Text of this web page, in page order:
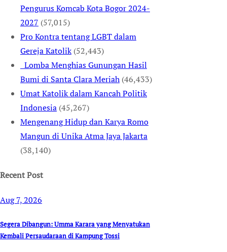
Pengurus Komcab Kota Bogor 2024-
2027 (57,015)
Pro Kontra tentang LGBT dalam
Gereja Katolik (52,443)
Lomba Menghias Gunungan Hasil
Bumi di Santa Clara Meriah (46,433)
Umat Katolik dalam Kancah Politik
Indonesia (45,267)
Mengenang Hidup dan Karya Romo
Mangun di Unika Atma Jaya Jakarta
(38,140)
Recent Post
Aug 7, 2026
Segera Dibangun: Umma Karara yang Menyatukan
Kembali Persaudaraan di Kampung Tossi